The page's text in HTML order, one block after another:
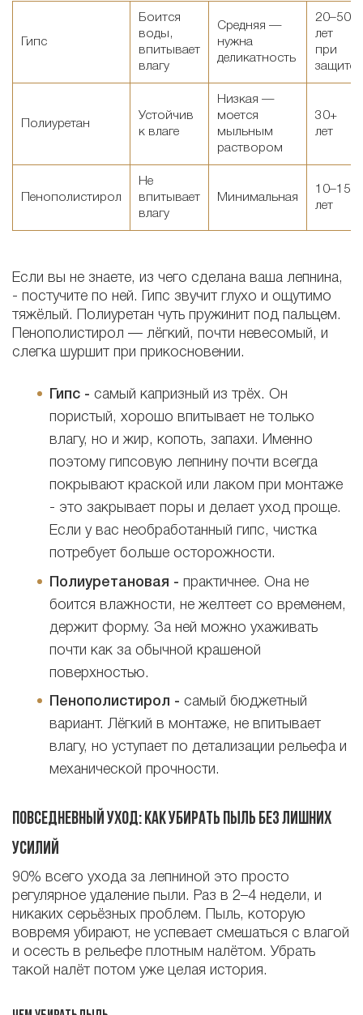
Гипс
Боится
воды,
впитывает
влагу
Средняя —
нужна
деликатность
20–50
лет
при
защите
Полиуретан
Устойчив
к влаге
Низкая —
моется
мыльным
раствором
30+
лет
Пенополистирол
Не
впитывает
влагу
Минимальная
10–15
лет
Если вы не знаете, из чего сделана ваша лепнина,
- постучите по ней. Гипс звучит глухо и ощутимо
тяжёлый. Полиуретан чуть пружинит под пальцем.
Пенополистирол — лёгкий, почти невесомый, и
слегка шуршит при прикосновении.
Гипс - самый капризный из трёх. Он
пористый, хорошо впитывает не только
влагу, но и жир, копоть, запахи. Именно
поэтому гипсовую лепнину почти всегда
покрывают краской или лаком при монтаже
- это закрывает поры и делает уход проще.
Если у вас необработанный гипс, чистка
потребует больше осторожности.
Полиуретановая -практичнее. Она не
боится влажности, не желтеет со временем,
держит форму. За ней можно ухаживать
почти как за обычной крашеной
поверхностью.
Пенополистирол -самый бюджетный
вариант. Лёгкий в монтаже, не впитывает
влагу, но уступает по детализации рельефа и
механической прочности.
Повседневный уход: как убирать пыль без лишних
усилий
90% всего ухода за лепниной это просто
регулярное удаление пыли. Раз в 2–4 недели, и
никаких серьёзных проблем. Пыль, которую
вовремя убирают, не успевает смешаться с влагой
и осесть в рельефе плотным налётом. Убрать
такой налёт потом уже целая история.